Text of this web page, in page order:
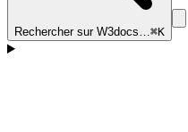
Rechercher sur W3docs…⌘K